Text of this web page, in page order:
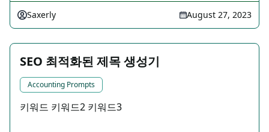
Saxerly August 27, 2023
SEO 최적화된 제목 생성기
Accounting Prompts
키워드 키워드2 키워드3